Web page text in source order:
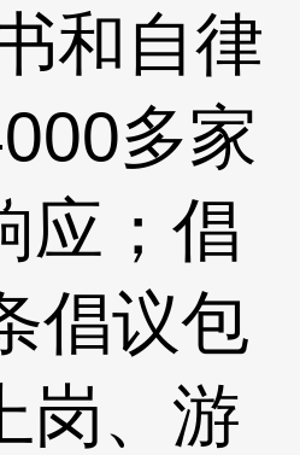
和自律
多家
应；倡
倡议包
岗、游